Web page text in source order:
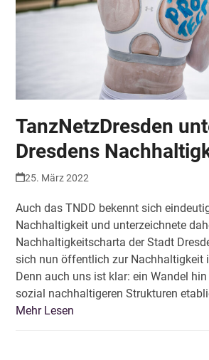
TanzNetzDresden
Dresdens
25. März 2022
Auch das TNDD bekennt sich
Nachhaltigkeit und unterzeichnete
Nachhaltigkeitscharta der Stadt
sich nun öffentlich zur Nachhaltigkeit
Denn auch uns ist klar: ein Wandel
sozial nachhaltigeren Strukturen
Mehr Lesen